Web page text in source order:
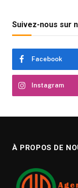
Suivez-nous sur
Facebook
Instagram
À PROPOS DE